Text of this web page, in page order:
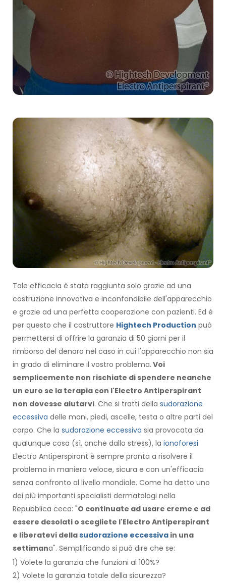
Tale efficacia è stata raggiunta solo grazie ad una
costruzione innovativa e inconfondibile dell'apparecchio
e grazie ad una perfetta cooperazione con pazienti. Ed è
per questo che il costruttore Hightech Production può
permettersi di offrire la garanzia di 50 giorni per il
rimborso del denaro nel caso in cui l'apparecchio non sia
in grado di eliminare il vostro problema. Voi
semplicemente non rischiate di spendere neanche
un euro se la terapia con l'Electro Antiperspirant
non dovesse aiutarvi. Che si tratti della sudorazione
eccessiva delle mani, piedi, ascelle, testa o altre parti del
corpo. Che la sudorazione eccessiva sia provocata da
qualunque cosa (sì, anche dallo stress), la ionoforesi
Electro Antiperspirant è sempre pronta a risolvere il
problema in maniera veloce, sicura e con un'efficacia
senza confronto al livello mondiale. Come ha detto uno
dei più importanti specialisti dermatologi nella
Repubblica ceca: "O continuate ad usare creme e ad
essere desolati o scegliete l'Electro Antiperspirant
e liberatevi dellasudorazione eccessiva in una
settimana". Semplificando si può dire che se:
1) Volete la garanzia che funzioni al 100%?
2) Volete la garanzia totale della sicurezza?